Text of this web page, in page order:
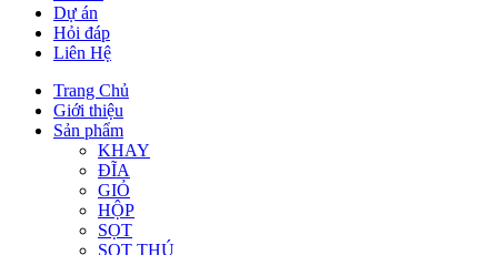
Dự án
Hỏi đáp
Liên Hệ
Trang Chủ
Giới thiệu
Sản phẩm
KHAY
ĐĨA
GIỎ
HỘP
SỌT
SỌT THÚ